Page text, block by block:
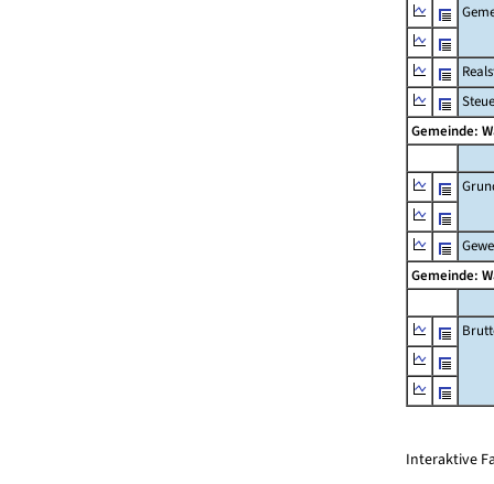
Gemeinde:
Gemeinde:
Interaktive